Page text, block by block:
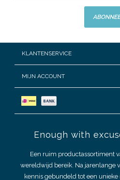
KLANTENSERVICE
MIJN ACCOUNT
Enough with
Een ruim productassortiment
wereldwijd bereik. Na jarenlange
kennis gebundeld tot een